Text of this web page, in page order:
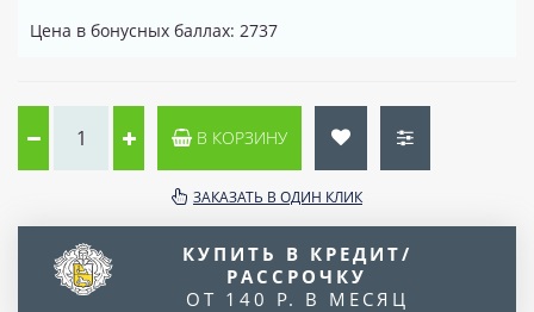
Цена в бонусных баллах: 2737
В КОРЗИНУ
ЗАКАЗАТЬ В ОДИН КЛИК
КУПИТЬ В КРЕДИТ/
РАССРОЧКУ
ОТ 140 Р. В МЕСЯЦ